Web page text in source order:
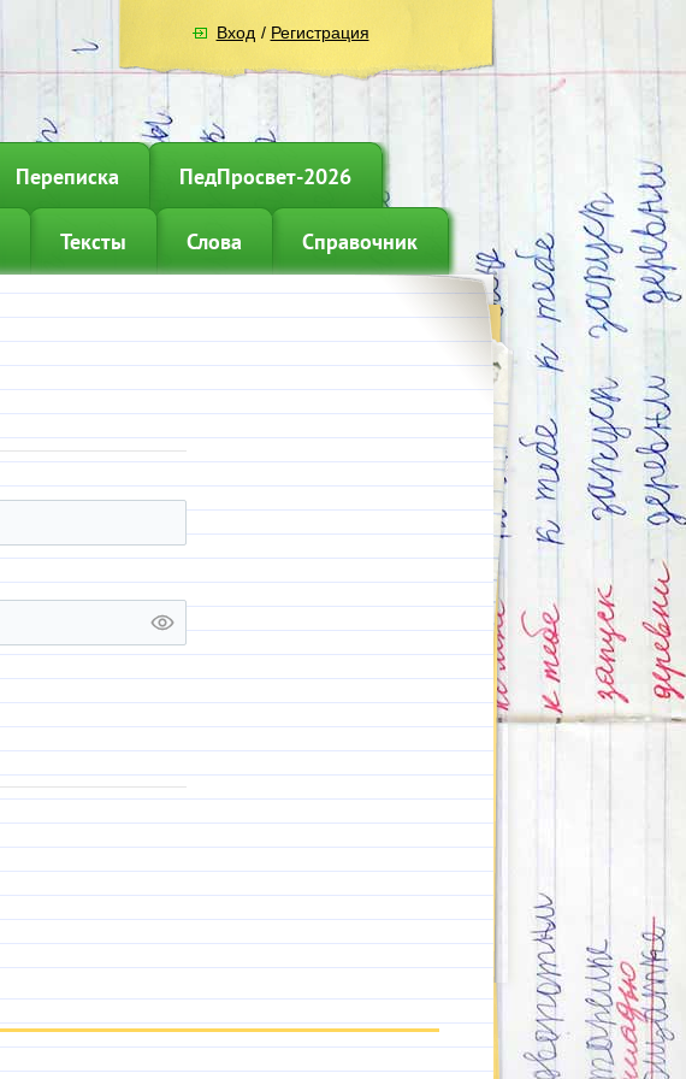
Вход / Регистрация
Переписка ПедПросвет-2026
Тексты Слова Справочник